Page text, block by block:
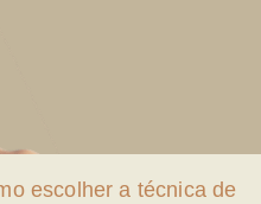
escolher a técnica de